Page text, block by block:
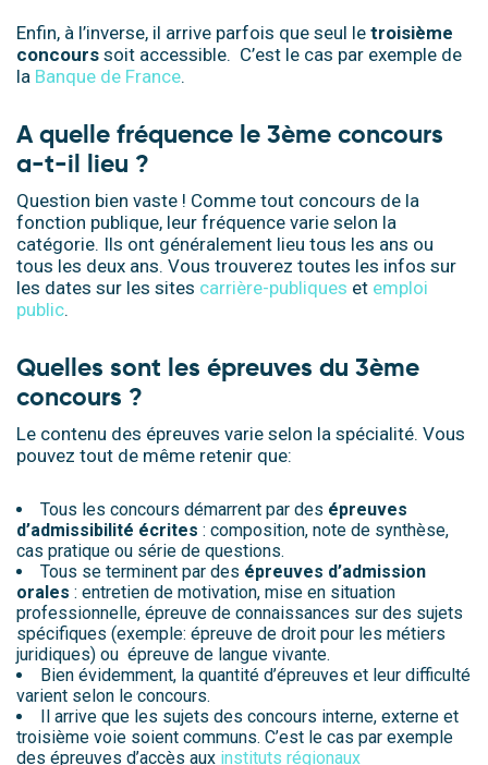
Enfin, à l’inverse, il arrive parfois que seul le troisième
concours soit accessible. C’est le cas par exemple de
la Banque de France.
A quelle fréquence le 3ème concours
a-t-il lieu ?
Question bien vaste ! Comme tout concours de la
fonction publique, leur fréquence varie selon la
catégorie. Ils ont généralement lieu tous les ans ou
tous les deux ans. Vous trouverez toutes les infos sur
les dates sur les sites carrière-publiques et emploi
public.
Quelles sont les épreuves du 3ème
concours ?
Le contenu des épreuves varie selon la spécialité. Vous
pouvez tout de même retenir que:
Tous les concours démarrent par des épreuves
d’admissibilité écrites : composition, note de synthèse,
cas pratique ou série de questions.
Tous se terminent par des épreuves d’admission
orales : entretien de motivation, mise en situation
professionnelle, épreuve de connaissances sur des sujets
spécifiques (exemple: épreuve de droit pour les métiers
juridiques) ou épreuve de langue vivante.
Bien évidemment, la quantité d’épreuves et leur difficulté
varient selon le concours.
Il arrive que les sujets des concours interne, externe et
troisième voie soient communs. C’est le cas par exemple
des épreuves d’accès aux instituts régionaux